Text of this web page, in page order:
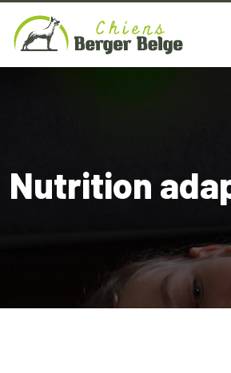
Nutrition